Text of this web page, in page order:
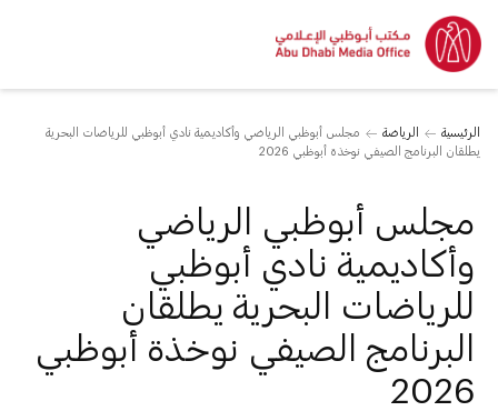
الرئيسية الرياضة
مجلس أبوظبي الرياضي وأكاديمية نادي أبوظبي للرياضات البحرية
يطلقان البرنامج الصيفي نوخذة أبوظبي 2026
مجلس أبوظبي الرياضي
وأكاديمية نادي أبوظبي
للرياضات البحرية يطلقان
البرنامج الصيفي نوخذة أبوظبي
2026